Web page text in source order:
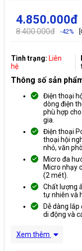
4.850.000đ
8.400.000đ -42%
Tình trạng: Liên
hệ
Thông số sản
Điện thoại
dòng điện
phù hợp
gia.
Điện thoại
thoại hội
nhỏ, văn
Micro đa
Micro nhạy
(2 mét).
Chất lượng
tự nhiên và
Dễ dàng
di động và
Xem thêm